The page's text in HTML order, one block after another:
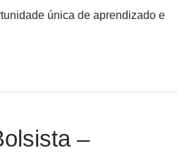
única de aprendizado e
–